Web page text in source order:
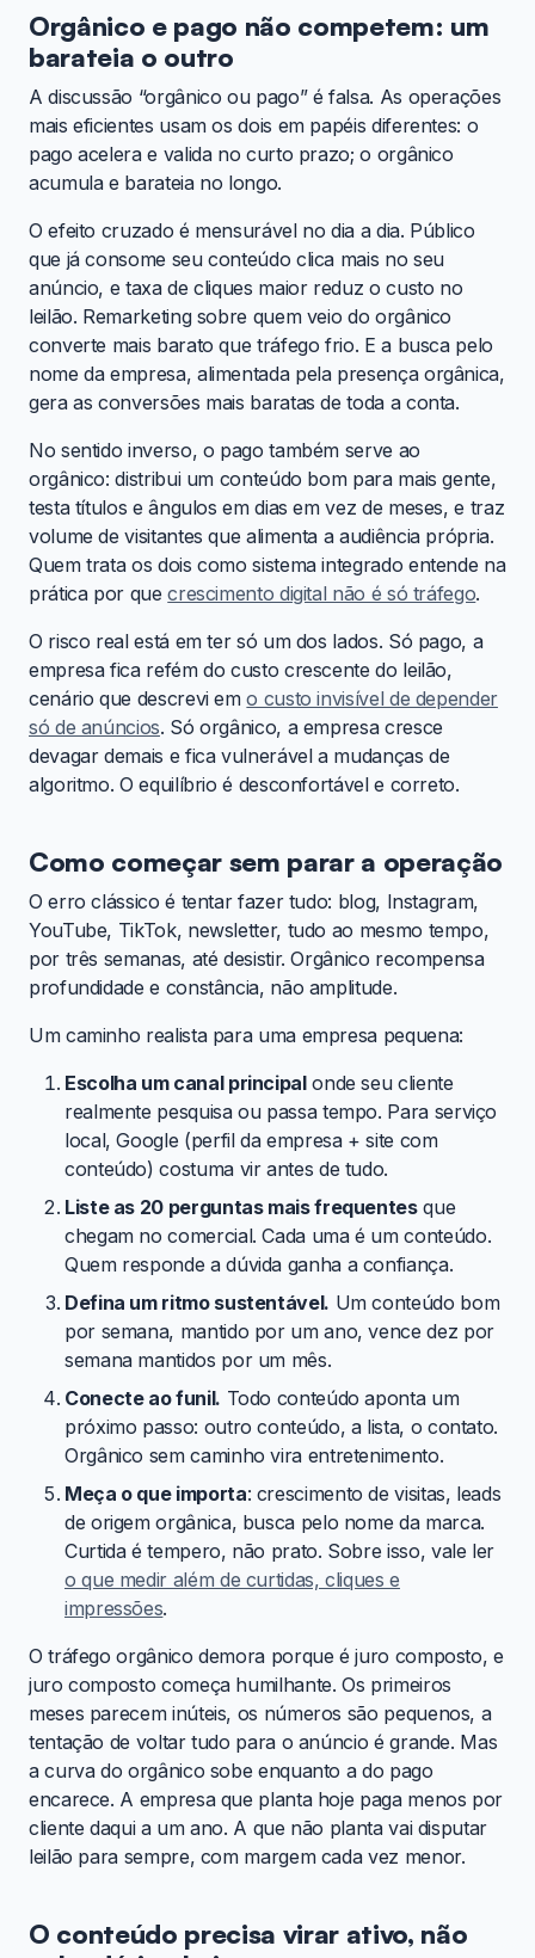
Orgânico e pago não competem: um
barateia o outro
A discussão “orgânico ou pago” é falsa. As operações
mais eficientes usam os dois em papéis diferentes: o
pago acelera e valida no curto prazo; o orgânico
acumula e barateia no longo.
O efeito cruzado é mensurável no dia a dia. Público
que já consome seu conteúdo clica mais no seu
anúncio, e taxa de cliques maior reduz o custo no
leilão. Remarketing sobre quem veio do orgânico
converte mais barato que tráfego frio. E a busca pelo
nome da empresa, alimentada pela presença orgânica,
gera as conversões mais baratas de toda a conta.
No sentido inverso, o pago também serve ao
orgânico: distribui um conteúdo bom para mais gente,
testa títulos e ângulos em dias em vez de meses, e traz
volume de visitantes que alimenta a audiência própria.
Quem trata os dois como sistema integrado entende na
prática por quecrescimento digital não é só tráfego.
O risco real está em ter só um dos lados. Só pago, a
empresa fica refém do custo crescente do leilão,
cenário que descrevi emo custo invisível de depender
só de anúncios. Só orgânico, a empresa cresce
devagar demais e fica vulnerável a mudanças de
algoritmo. O equilíbrio é desconfortável e correto.
Como começar sem parar a operação
O erro clássico é tentar fazer tudo: blog, Instagram,
YouTube, TikTok, newsletter, tudo ao mesmo tempo,
por três semanas, até desistir. Orgânico recompensa
profundidade e constância, não amplitude.
Um caminho realista para uma empresa pequena:
Escolha um canal principalonde seu cliente
realmente pesquisa ou passa tempo. Para serviço
local, Google (perfil da empresa + site com
conteúdo) costuma vir antes de tudo.
Liste as 20 perguntas mais frequentesque
chegam no comercial. Cada uma é um conteúdo.
Quem responde a dúvida ganha a confiança.
Defina um ritmo sustentável. Um conteúdo bom
por semana, mantido por um ano, vence dez por
semana mantidos por um mês.
Conecte ao funil. Todo conteúdo aponta um
próximo passo: outro conteúdo, a lista, o contato.
Orgânico sem caminho vira entretenimento.
Meça o que importa: crescimento de visitas, leads
de origem orgânica, busca pelo nome da marca.
Curtida é tempero, não prato. Sobre isso, vale ler
o que medir além de curtidas, cliques e
impressões.
O tráfego orgânico demora porque é juro composto, e
juro composto começa humilhante. Os primeiros
meses parecem inúteis, os números são pequenos, a
tentação de voltar tudo para o anúncio é grande. Mas
a curva do orgânico sobe enquanto a do pago
encarece. A empresa que planta hoje paga menos por
cliente daqui a um ano. A que não planta vai disputar
leilão para sempre, com margem cada vez menor.
O conteúdo precisa virar ativo, não